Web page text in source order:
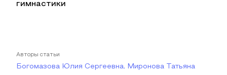
гимнастики
Авторы статьи
Богомазова Юлия Сергеевна, Миронова Татьяна